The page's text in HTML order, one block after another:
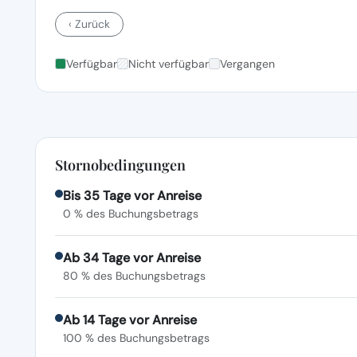
‹ Zurück
Verfügbar Nicht verfügbar Vergangen
Stornobedingungen
Bis 35 Tage vor Anreise
0 % des Buchungsbetrags
Ab 34 Tage vor Anreise
80 % des Buchungsbetrags
Ab 14 Tage vor Anreise
100 % des Buchungsbetrags